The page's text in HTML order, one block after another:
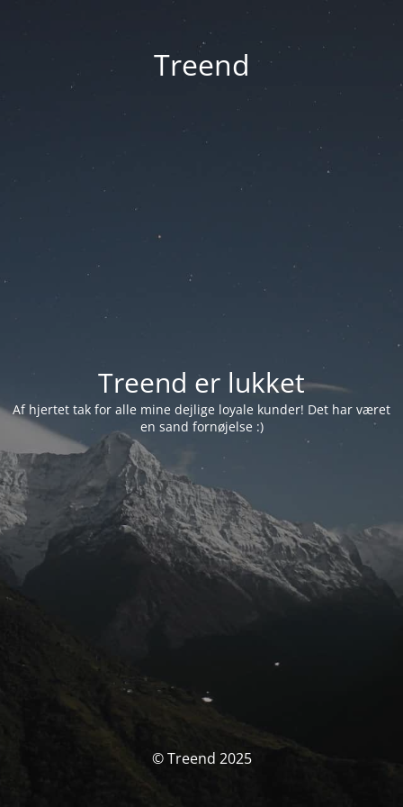
Treend
Treend er lukket
Af hjertet tak for alle mine dejlige loyale kunder! Det har været
en sand fornøjelse :)
© Treend 2025